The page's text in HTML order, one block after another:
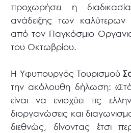
προχωρήσει η
ανάδειξης των καλύτερων
από τον Παγκόσμιο
του Οκτωβρίου.
Η Υφυπουργός Τουρισμού
την ακόλουθη δήλωση:
είναι να ενισχύει τις
διοργανώσεις και
διεθνώς, δίνοντας έτσι